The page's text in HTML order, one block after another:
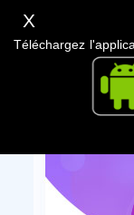
X
Téléchargez